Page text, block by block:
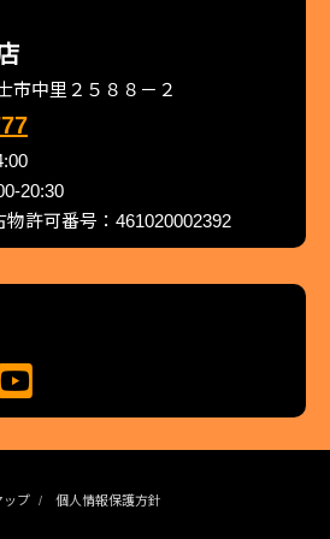
市中里２５８８－２
20:30
許可番号：461020002392
ップ 個人情報保護方針